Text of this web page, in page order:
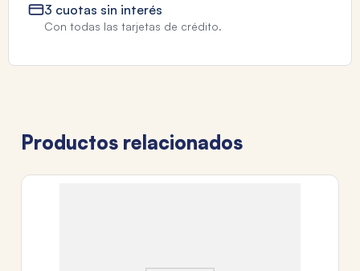
3 cuotas sin interés
Con todas las tarjetas de crédito.
Productos relacionados